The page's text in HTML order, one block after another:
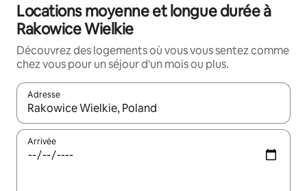
Locations moyenne et longue durée à
Rakowice Wielkie
Découvrez des logements où vous vous sentez comme
chez vous pour un séjour d'un mois ou plus.
Adresse
Lorsque les résultats s'affichent, utilisez les flèches vers le
Arrivée